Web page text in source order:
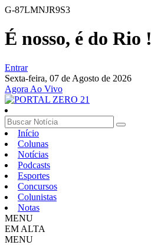
G-87LMNJR9S3
É nosso, é do Rio !
Entrar
Sexta-feira, 07 de Agosto de 2026
Agora Ao Vivo
Início
Colunas
Notícias
Podcasts
Esportes
Concursos
Colunistas
Notas
MENU
EM ALTA
MENU